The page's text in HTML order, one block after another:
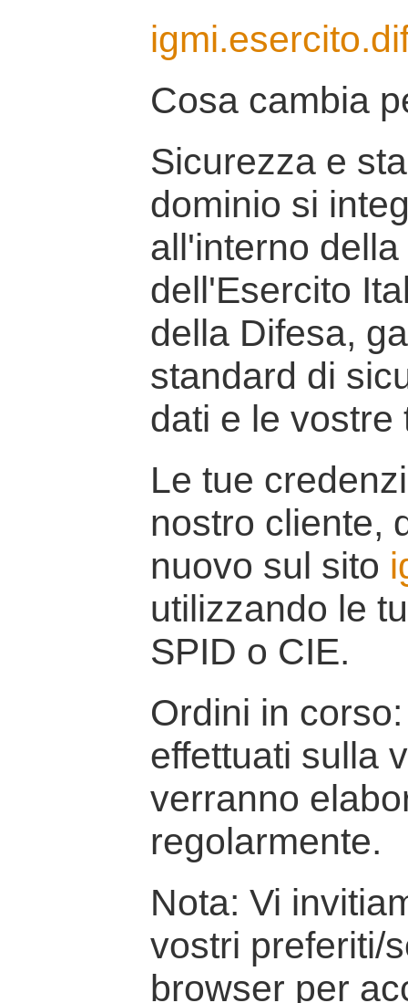
Cosa cambia
Sicurezza e
dominio si
all'interno
dell'Esercito
della Difesa,
standard di
dati e le vostre
Le tue
nostro cliente,
nuovo sul sito
utilizzando le
SPID o CIE.
Ordini in
effettuati sulla
verranno
regolarmente.
Nota: Vi
vostri preferiti/
browser per